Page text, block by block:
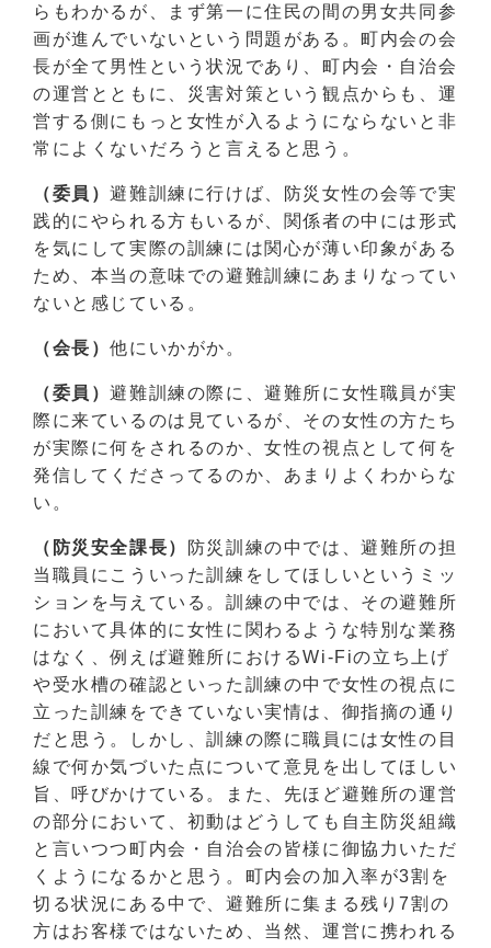
らもわかるが、まず第一に住民の間の男女共同参
画が進んでいないという問題がある。町内会の会
長が全て男性という状況であり、町内会・自治会
の運営とともに、災害対策という観点からも、運
営する側にもっと女性が入るようにならないと非
常によくないだろうと言えると思う。
（委員）避難訓練に行けば、防災女性の会等で実
践的にやられる方もいるが、関係者の中には形式
を気にして実際の訓練には関心が薄い印象がある
ため、本当の意味での避難訓練にあまりなってい
ないと感じている。
（会長）他にいかがか。
（委員）避難訓練の際に、避難所に女性職員が実
際に来ているのは見ているが、その女性の方たち
が実際に何をされるのか、女性の視点として何を
発信してくださってるのか、あまりよくわからな
い。
（防災安全課長）
防災訓練の中では、避難所の担
当職員にこういった訓練をしてほしいというミッ
ションを与えている。訓練の中では、その避難所
において具体的に女性に関わるような特別な業務
はなく、例えば避難所におけるWi-Fiの立ち上げ
や受水槽の確認といった訓練の中で女性の視点に
立った訓練をできていない実情は、御指摘の通り
だと思う。しかし、訓練の際に職員には女性の目
線で何か気づいた点について意見を出してほしい
旨、呼びかけている。また、先ほど避難所の運営
の部分において、初動はどうしても自主防災組織
と言いつつ町内会・自治会の皆様に御協力いただ
くようになるかと思う。町内会の加入率が3割を
切る状況にある中で、避難所に集まる残り7割の
方はお客様ではないため、当然、運営に携われる